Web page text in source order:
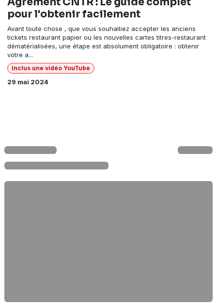
pour l'obtenir facilement
Avant toute chose , que vous souhaitiez accepter les anciens
tickets restaurant papier ou les nouvelles cartes titres-restaurant
dématérialisées, une étape est absolument obligatoire : obtenir
votre a...
Inclus une vidéo YouTube
29 mai 2024